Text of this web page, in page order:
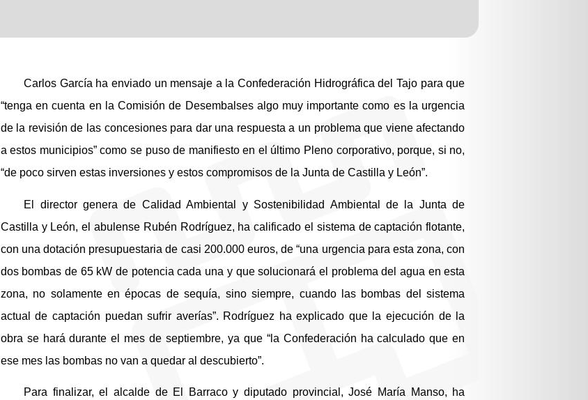
Carlos García ha enviado un mensaje a la Confederación Hidrográfica del Tajo para que
“tenga en cuenta en la Comisión de Desembalses algo muy importante como es la urgencia
de la revisión de las concesiones para dar una respuesta a un problema que viene afectando
a estos municipios” como se puso de manifiesto en el último Pleno corporativo, porque, si no,
“de poco sirven estas inversiones y estos compromisos de la Junta de Castilla y León”.
El director genera de Calidad Ambiental y Sostenibilidad Ambiental de la Junta de
Castilla y León, el abulense Rubén Rodríguez, ha calificado el sistema de captación flotante,
con una dotación presupuestaria de casi 200.000 euros, de “una urgencia para esta zona, con
dos bombas de 65 kW de potencia cada una y que solucionará el problema del agua en esta
zona, no solamente en épocas de sequía, sino siempre, cuando las bombas del sistema
actual de captación puedan sufrir averías”. Rodríguez ha explicado que la ejecución de la
obra se hará durante el mes de septiembre, ya que “la Confederación ha calculado que en
ese mes las bombas no van a quedar al descubierto”.
Para finalizar, el alcalde de El Barraco y diputado provincial, José María Manso, ha